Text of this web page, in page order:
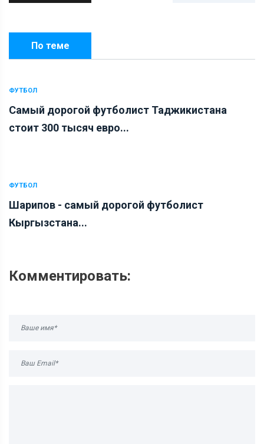
По теме
ФУТБОЛ
Самый дорогой футболист Таджикистана
стоит 300 тысяч евро...
ФУТБОЛ
Шарипов - самый дорогой футболист
Кыргызстана...
Комментировать: